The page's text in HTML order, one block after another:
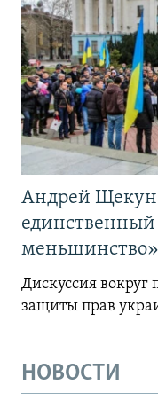
Андрей
единственный
меньшинство»
Дискуссия вокруг
защиты прав
НОВОСТИ